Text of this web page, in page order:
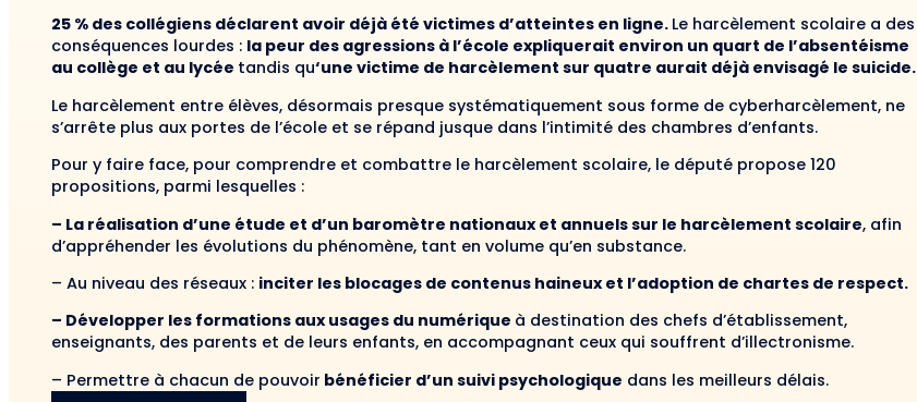
25 % des collégiens déclarent avoir déjà été victimes d’atteintes en ligne. Le harcèlement scolaire a des
conséquences lourdes : la peur des agressions à l’école expliquerait environ un quart de l’absentéisme
au collège et au lycée tandis qu‘une victime de harcèlement sur quatre aurait déjà envisagé le suicide.
Le harcèlement entre élèves, désormais presque systématiquement sous forme de cyberharcèlement, ne
s’arrête plus aux portes de l’école et se répand jusque dans l’intimité des chambres d’enfants.
Pour y faire face, pour comprendre et combattre le harcèlement scolaire, le député propose 120
propositions, parmi lesquelles :
– La réalisation d’une étude et d’un baromètre nationaux et annuels sur le harcèlement scolaire, afin
d’appréhender les évolutions du phénomène, tant en volume qu’en substance.
– Au niveau des réseaux : inciter les blocages de contenus haineux et l’adoption de chartes de respect.
– Développer les formations aux usages du numérique à destination des chefs d’établissement,
enseignants, des parents et de leurs enfants, en accompagnant ceux qui souffrent d’illectronisme.
– Permettre à chacun de pouvoir bénéficier d’un suivi psychologique dans les meilleurs délais.